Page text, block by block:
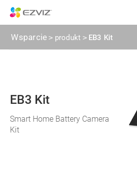
Wsparcie> produkt > EB3 Kit
EB3 Kit
Smart Home Battery Camera
Kit